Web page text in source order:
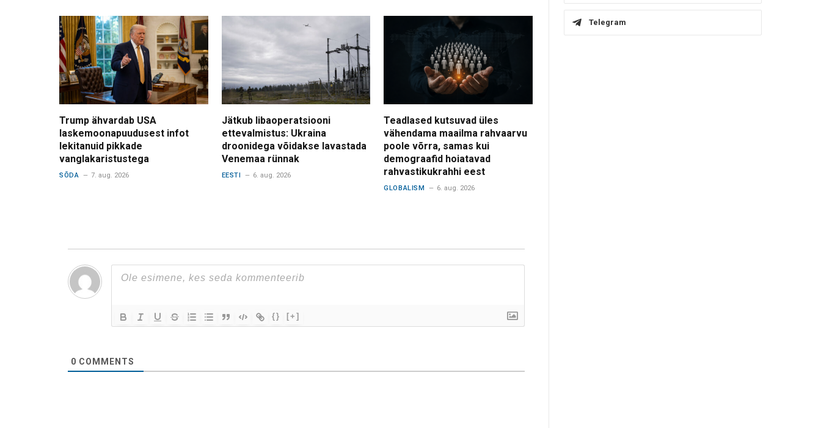
Trump ähvardab USA
laskemoonapuudusest infot
lekitanuid pikkade
vanglakaristustega
SÕDA 7. aug. 2026
Jätkub libaoperatsiooni
ettevalmistus: Ukraina
droonidega võidakse lavastada
Venemaa rünnak
EESTI 6. aug. 2026
Teadlased kutsuvad üles
vähendama maailma rahvaarvu
poole võrra, samas kui
demograafid hoiatavad
rahvastikukrahhi eest
GLOBALISM 6. aug. 2026
{} [+]
0 COMMENTS
Telegram